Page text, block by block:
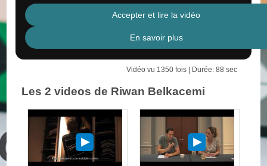
Accepter et lire la vidéo
En savoir plus
Vidéo vu 1350 fois | Durée: 88 sec
Les 2 videos de Riwan Belkacemi